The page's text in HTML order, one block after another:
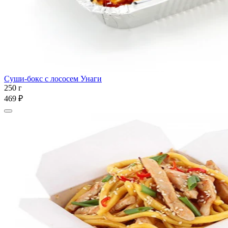
Суши-бокс с лососем Унаги
250 г
469 ₽